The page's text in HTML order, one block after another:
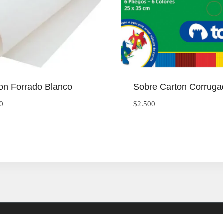
Forrado Blanco Sobre Carton
$2.500